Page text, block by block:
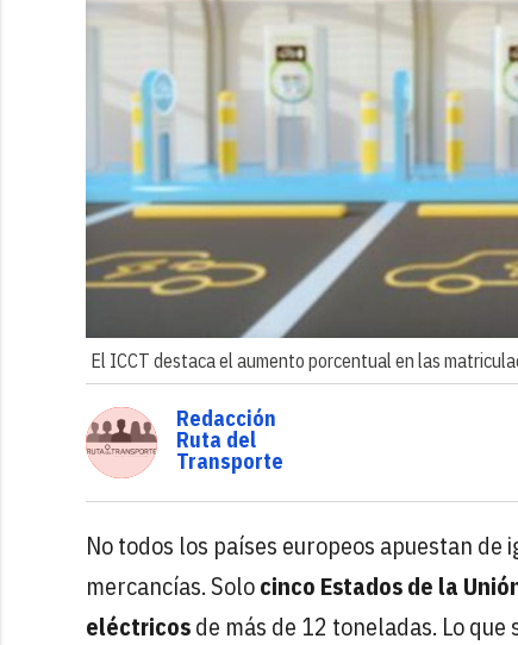
El ICCT destaca el aumento porcentual en las
Redacción
Ruta del
Transporte
No todos los países europeos apuestan
mercancías. Solocinco Estados de la
eléctricosde más de 12 toneladas. Lo